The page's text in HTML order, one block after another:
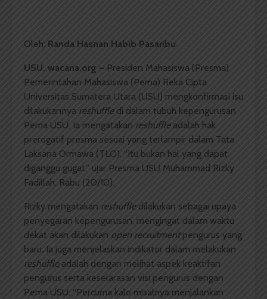
Oleh: Randa Hasnan Habib Pasaribu
USU, wacana.org – Presiden Mahasiswa (Presma)
Pemerintahan Mahasiswa (Pema) Reka Cipta
Universitas Sumatera Utara (USU) mengkonfirmasi isu
dilakukannya reshuffle di dalam tubuh kepengurusan
Pema USU. Ia mengatakan reshuffle adalah hak
prerogatif presma sesuai yang terlampir dalam Tata
Laksana Ormawa (TLO). “Itu bukan hal yang dapat
diganggu gugat,” ujar Presma USU Muhammad Rizky
Fadillah, Rabu (20/10).
Rizky mengatakan reshuffle dilakukan sebagai upaya
penyegaran kepengurusan, mengingat dalam waktu
dekat akan dilakukan open recruitmentpengurus yang
baru. Ia juga menjelaskan indikator dalam melakukan
reshuffle adalah dengan melihat aspek keaktifan
pengurus serta keselarasan visi pengurus dengan
Pema USU. “Percuma kalo misalnya menjalankan